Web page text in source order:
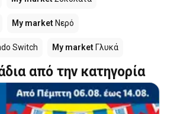
My market Νερό
Switch My market Γλυκά
από την κατηγορία